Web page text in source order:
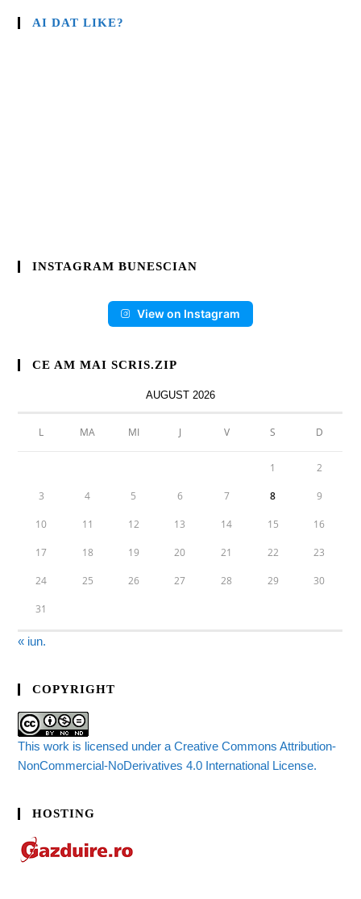
AI DAT LIKE?
INSTAGRAM BUNESCIAN
View on Instagram
CE AM MAI SCRIS.ZIP
AUGUST 2026
L MA MI J V S D
1 2
3 4 5 6 7 8 9
10 11 12 13 14 15 16
17 18 19 20 21 22 23
24 25 26 27 28 29 30
31
« iun.
COPYRIGHT
This work is licensed under a Creative Commons Attribution-
NonCommercial-NoDerivatives 4.0 International License.
HOSTING